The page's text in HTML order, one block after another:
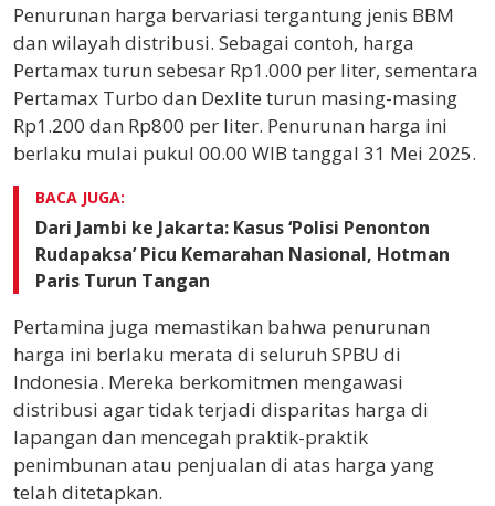
Penurunan harga bervariasi tergantung jenis BBM
dan wilayah distribusi. Sebagai contoh, harga
Pertamax turun sebesar Rp1.000 per liter, sementara
Pertamax Turbo dan Dexlite turun masing-masing
Rp1.200 dan Rp800 per liter. Penurunan harga ini
berlaku mulai pukul 00.00 WIB tanggal 31 Mei 2025.
BACA JUGA:
Dari Jambi ke Jakarta: Kasus ‘Polisi Penonton
Rudapaksa’ Picu Kemarahan Nasional, Hotman
Paris Turun Tangan
Pertamina juga memastikan bahwa penurunan
harga ini berlaku merata di seluruh SPBU di
Indonesia. Mereka berkomitmen mengawasi
distribusi agar tidak terjadi disparitas harga di
lapangan dan mencegah praktik-praktik
penimbunan atau penjualan di atas harga yang
telah ditetapkan.